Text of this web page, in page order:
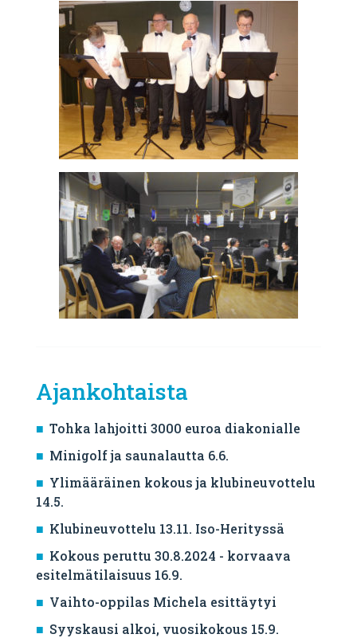
Ajankohtaista
Tohka lahjoitti 3000 euroa diakonialle
Minigolf ja saunalautta 6.6.
Ylimääräinen kokous ja klubineuvottelu
14.5.
Klubineuvottelu 13.11. Iso-Herityssä
Kokous peruttu 30.8.2024 - korvaava
esitelmätilaisuus 16.9.
Vaihto-oppilas Michela esittäytyi
Syyskausi alkoi, vuosikokous 15.9.